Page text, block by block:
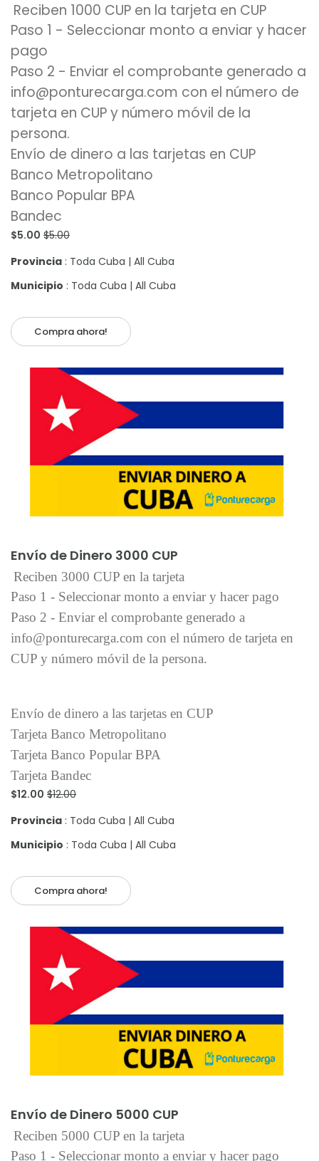
Reciben 1000 CUP en la tarjeta en CUP
Paso 1 - Seleccionar monto a enviar y hacer
pago
Paso 2 - Enviar el comprobante generado a
info@ponturecarga.com con el número de
tarjeta en CUP y número móvil de la
persona.
Envío de dinero a las tarjetas en CUP
Banco Metropolitano
Banco Popular BPA
Bandec
$5.00 $5.00
Provincia : Toda Cuba | All Cuba
Municipio : Toda Cuba | All Cuba
Compra ahora!
Envío de Dinero 3000 CUP
Reciben 3000 CUP en la tarjeta
Paso 1 - Seleccionar monto a enviar y hacer pago
Paso 2 - Enviar el comprobante generado a
info@ponturecarga.com con el número de tarjeta en
CUP y número móvil de la persona.
Envío de dinero a las tarjetas en CUP
Tarjeta Banco Metropolitano
Tarjeta Banco Popular BPA
Tarjeta Bandec
$12.00 $12.00
Provincia : Toda Cuba | All Cuba
Municipio : Toda Cuba | All Cuba
Compra ahora!
Envío de Dinero 5000 CUP
Reciben 5000 CUP en la tarjeta
Paso 1 - Seleccionar monto a enviar y hacer pago